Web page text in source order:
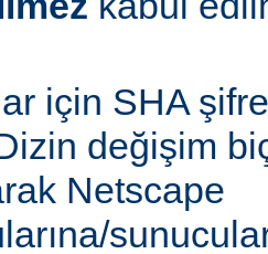
için SHA
değişim
Netscape